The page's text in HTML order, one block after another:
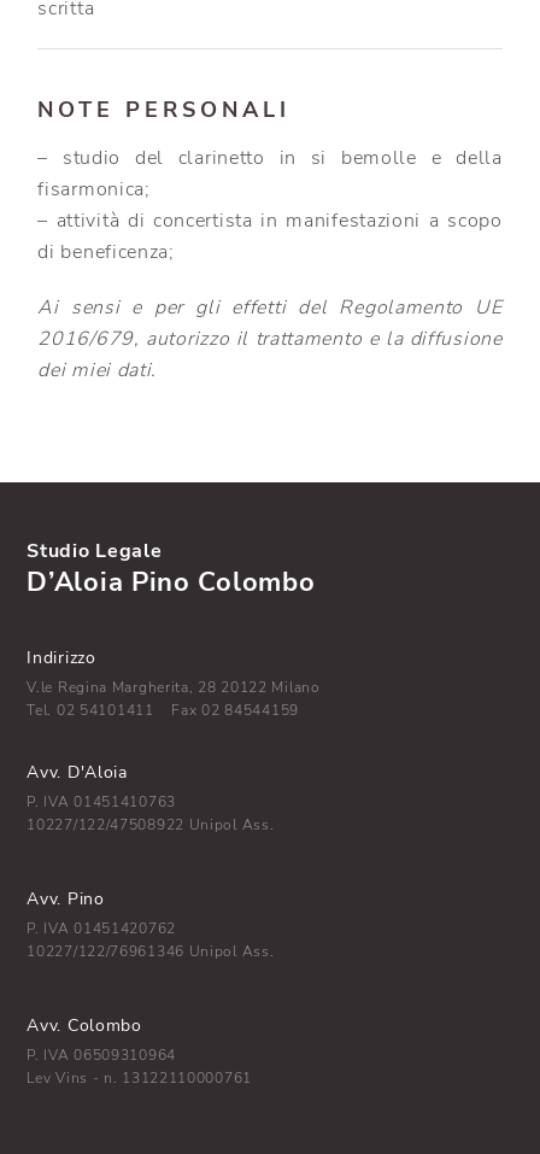
scritta
NOTE PERSONALI
– studio del clarinetto in si bemolle e della
fisarmonica;
– attività di concertista in manifestazioni a scopo
di beneficenza;
Ai sensi e per gli effetti del Regolamento UE
2016/679, autorizzo il trattamento e la diffusione
dei miei dati.
Studio Legale
D’Aloia Pino Colombo
Indirizzo
V.le Regina Margherita, 28 20122 Milano
Tel. 02 54101411 Fax 02 84544159
Avv. D'Aloia
P. IVA 01451410763
10227/122/47508922 Unipol Ass.
Avv. Pino
P. IVA 01451420762
10227/122/76961346 Unipol Ass.
Avv. Colombo
P. IVA 06509310964
Lev Vins - n. 13122110000761